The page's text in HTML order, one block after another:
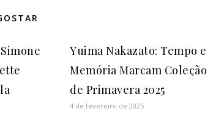
Yuima Nakazato: Tempo e
Memória Marcam Coleção
de Primavera 2025
4 de fevereiro de 2025